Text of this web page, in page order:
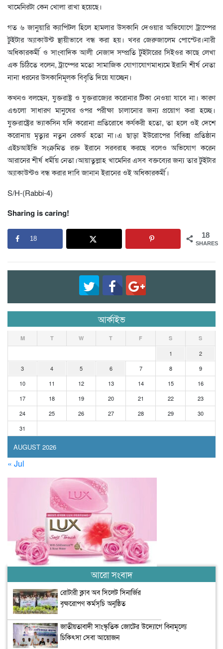
খামেনিরটা কেন খোলা রাখা হয়েছে।
গত ৬ জানুয়ারি ক্যাপিটল হিলে হামলার উসকানি দেওয়ার অভিযোগে ট্রাম্পের
টুইটার অ্যাকাউন্ট স্থায়ীভাবে বন্ধ করা হয়। খবর জেরুজালেম পোস্টের।নারী
অধিকারকর্মী ও সাংবাদিক আলী নেজাদ সম্প্রতি টুইটারের সিইওর কাছে লেখা
এক চিঠিতে বলেন, ট্রাম্পের মতো সামাজিক যোগাযোগমাধ্যমে ইরানি শীর্ষ নেতা
নানা ধরনের উসকানিমূলক বিবৃতি দিয়ে যাচ্ছেন।
কখনও বলছেন, যুক্তরাষ্ট্র ও যুক্তরাজ্যের করোনার টিকা নেওয়া যাবে না। কারণ
এগুলো সাধারণ মানুষের ওপর পরীক্ষা চালানোর জন্য প্রয়োগ করা হচ্ছে।
যুক্তরাষ্ট্রের ভ্যাকসিন যদি করোনা প্রতিরোধে কর্যকরী হতো, তা হলে ওই দেশে
করোনায় মৃত্যুর নতুন রেকর্ড হতো না।এ ছাড়া ইউরোপের বিভিন্ন প্রতিষ্ঠান
এইচআইভি সংক্রমিত রক্ত ইরানে সরবরাহ করছে বলেও অভিযোগ করেন
আরানের শীর্ষ ধর্মীয় নেতা।আয়াতুল্লাহ খামেনির এসব বক্তব্যের জন্য তার টুইটার
অ্যাকাউন্টও বন্ধ করার দাবি জানান ইরানের ওই অধিকারকর্মী।
S/H-(Rabbi-4)
Sharing is caring!
18
SHARES
18
আর্কাইভ
AUGUST 2026
M T W T F S S
1
2
3
4 5 6 7 8
9
10
11 12 13 14 15
16
17
18 19 20 21 22
23
24
25 26 27 28 29
30
31
« Jul
আরো সংবাদ
রোটারী ক্লাব অব সিলেট সিনার্জির
বৃক্ষরোপণ কর্মসূচি অনুষ্ঠিত
জাতীয়তাবাদী সাংস্কৃতিক জোটের উদ্যোগে বিনামূল্যে
চিকিৎসা সেবা আয়োজন